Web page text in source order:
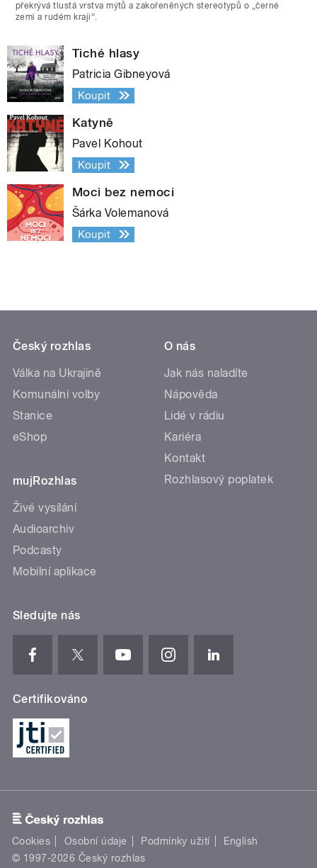
překrývá tlustá vrstva mýtů a zakořeněných stereotypů o „černé
zemi a rudém kraji“.
Tiché hlasy
Patricia Gibneyová
Koupit
Katyně
Pavel Kohout
Koupit
Moci bez nemoci
Šárka Volemanová
Koupit
Český rozhlas
Válka na Ukrajině
Komunální volby
Stanice
eShop
mujRozhlas
Živé vysílání
Audioarchiv
Podcasty
Mobilní aplikace
O nás
Jak nás naladíte
Nápověda
Lidé v rádiu
Kariéra
Kontakt
Rozhlasový poplatek
Sledujte nás
Certifikováno
Cookies Osobní údaje Podmínky užití
English
© 1997-2026 Český rozhlas